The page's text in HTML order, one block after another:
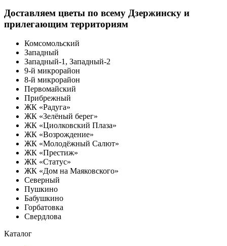
Доставляем цветы по всему Дзержинску и
прилегающим территориям
Комсомольский
Западный
Западный-1, Западный-2
9-й микрорайон
8-й микрорайон
Первомайский
Прибрежный
ЖК «Радуга»
ЖК «Зелёный берег»
ЖК «Циолковский Плаза»
ЖК «Возрождение»
ЖК «Молодёжный Салют»
ЖК «Престиж»
ЖК «Статус»
ЖК «Дом на Маяковского»
Северный
Пушкино
Бабушкино
Горбатовка
Свердлова
Каталог